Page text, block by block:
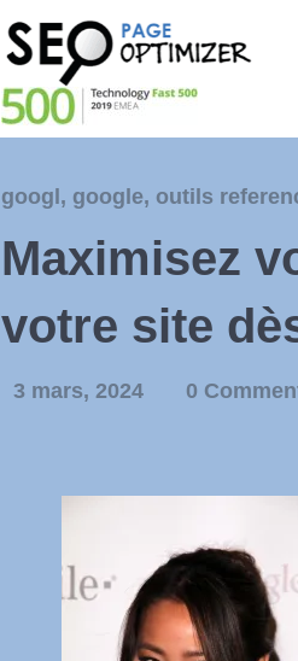
googl , google, outils
Maximisez
votre site
3 mars, 2024 0